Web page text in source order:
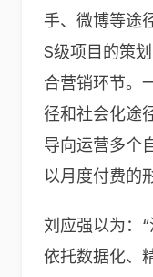
手、微博等途
S级项目的策
合营销环节。
径和社会化途
导向运营多个
以月度付费的
刘应强以为：
依托数据化、